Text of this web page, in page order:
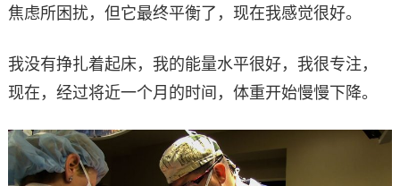
焦虑所困扰，但它最终平衡了，现在我感觉很好。
我没有挣扎着起床，我的能量水平很好，我很专注，
现在，经过将近一个月的时间，体重开始慢慢下降。